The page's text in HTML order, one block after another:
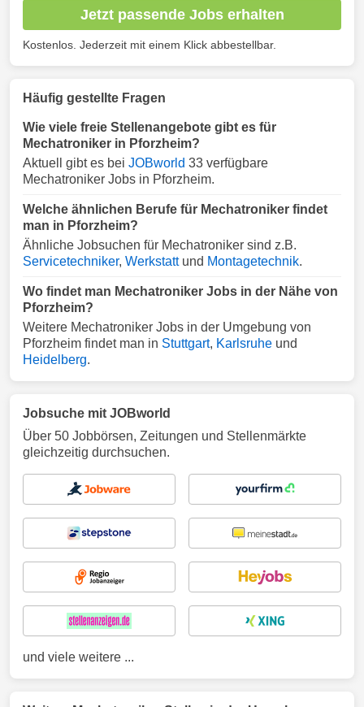
Jetzt passende Jobs erhalten
Kostenlos. Jederzeit mit einem Klick abbestellbar.
Häufig gestellte Fragen
Wie viele freie Stellenangebote gibt es für
Mechatroniker in Pforzheim?
Aktuell gibt es bei JOBworld 33 verfügbare
Mechatroniker Jobs in Pforzheim.
Welche ähnlichen Berufe für Mechatroniker findet
man in Pforzheim?
Ähnliche Jobsuchen für Mechatroniker sind z.B.
Servicetechniker, Werkstattund Montagetechnik.
Wo findet man Mechatroniker Jobs in der Nähe von
Pforzheim?
Weitere Mechatroniker Jobs in der Umgebung von
Pforzheim findet man in Stuttgart, Karlsruhe und
Heidelberg.
Jobsuche mit JOBworld
Über 50 Jobbörsen, Zeitungen und Stellenmärkte
gleichzeitig durchsuchen.
und viele weitere ...